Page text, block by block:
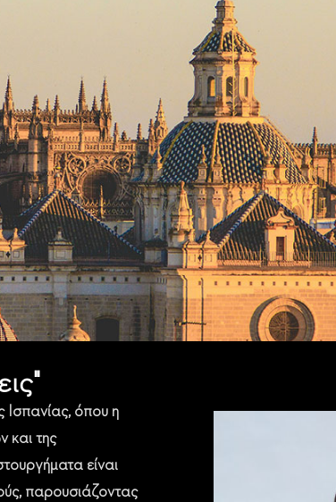
Ισπανίας, όπου η
και της
είναι
παρουσιάζοντας